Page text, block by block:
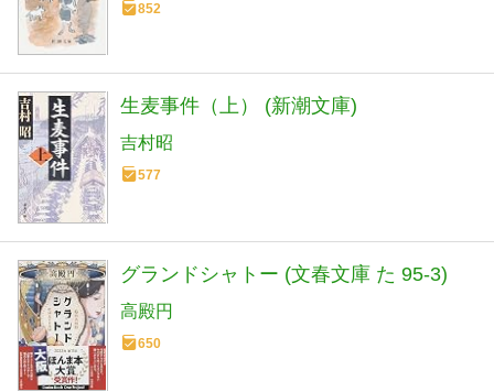
852
生麦事件（上） (新潮文庫)
吉村昭
577
グランドシャトー (文春文庫 た 95-3)
高殿円
650